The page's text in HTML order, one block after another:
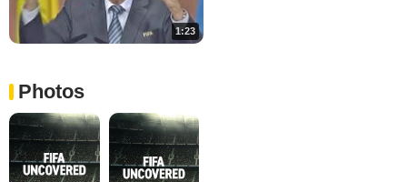
1:23
Photos